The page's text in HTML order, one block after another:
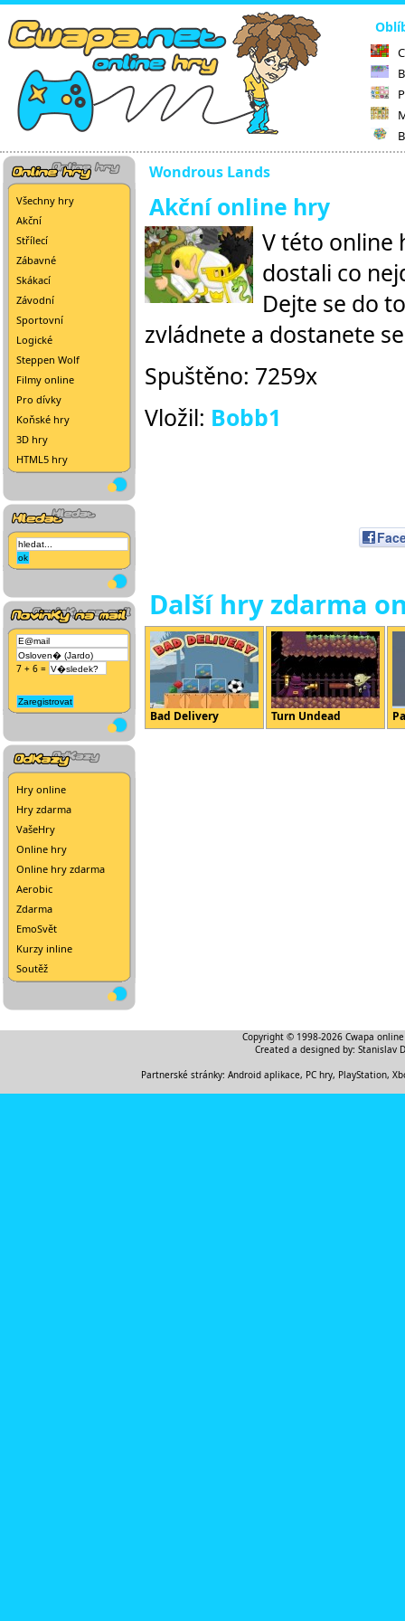
Všechny hry
Akční
Střílecí
Zábavné
Skákací
Závodní
Sportovní
Logické
Steppen Wolf
Filmy online
Pro dívky
Koňské hry
3D hry
HTML5 hry
7 + 6 =
Hry online
Hry zdarma
VašeHry
Online hry
Online hry zdarma
Aerobic
Zdarma
EmoSvět
Kurzy inline
Soutěž
Wondrous Lands
Akční online hry
V této online
dostali co
Dejte se do
zvládnete a dostanete
Spuštěno: 7259x
Vložil: Bobb1
Další hry zdarma
Bad Delivery Turn Undead
Copyright © 1998-2026 Cwapa
Created a designed by: Stanislav
Partnerské stránky: Android aplikace, PC hry, PlayStation,